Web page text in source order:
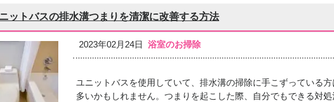
ットバスの排水溝つまりを清潔に改善する方法
2023年02月24日 浴室のお掃除
ユニットバスを使用していて、排水溝の掃除に手こずっている方
多いかもしれません。つまりを起こした際、自分でもできる対処